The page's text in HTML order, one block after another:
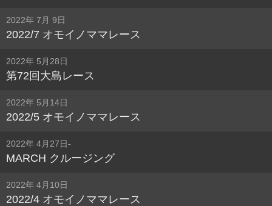
2022年 7月 9日
2022/7 オモイノママレース
2022年 5月28日
第72回大島レース
2022年 5月14日
2022/5 オモイノママレース
2022年 4月27日-
MARCH クルージング
2022年 4月10日
2022/4 オモイノママレース